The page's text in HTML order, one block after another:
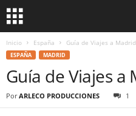
Inicio España Guía de Viajes a Madrid
ESPAÑA MADRID
Guía de Viajes a
Por ARLECO PRODUCCIONES 1